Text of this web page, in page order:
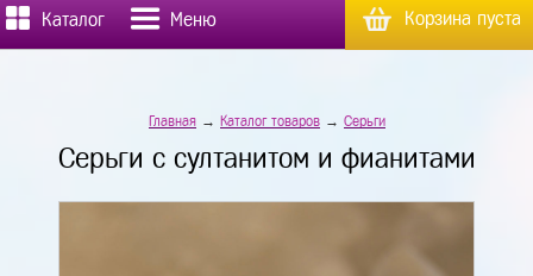
Каталог Меню Корзина пуста
Главная→ Каталог товаров→ Серьги
Серьги с султанитом и фианитами